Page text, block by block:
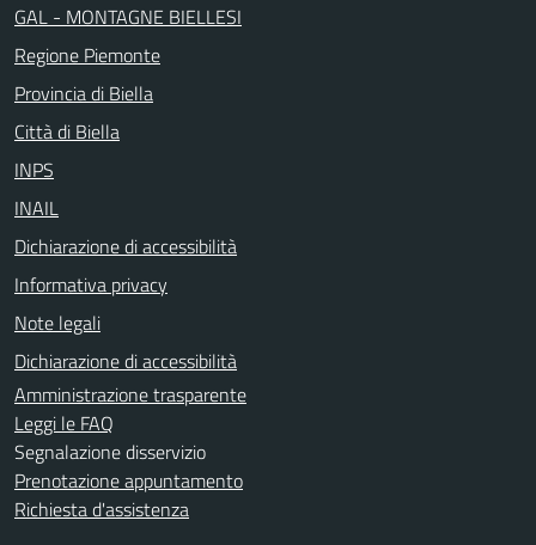
GAL - MONTAGNE BIELLESI
Regione Piemonte
Provincia di Biella
Città di Biella
INPS
INAIL
Dichiarazione di accessibilità
Informativa privacy
Note legali
Dichiarazione di accessibilità
Amministrazione trasparente
Leggi le FAQ
Segnalazione disservizio
Prenotazione appuntamento
Richiesta d'assistenza